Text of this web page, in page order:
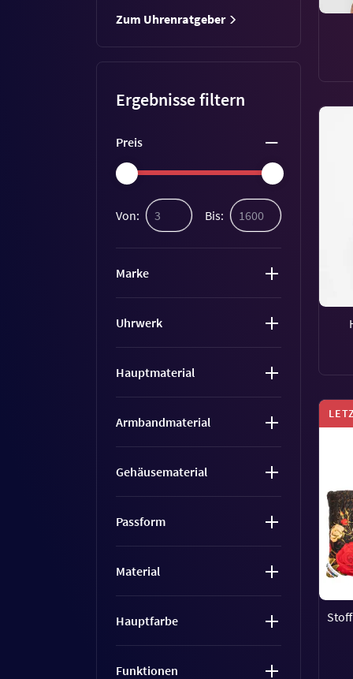
Zum Uhrenratgeber
Ergebnisse filtern
Preis
Von: Bis:
Marke
Uhrwerk
Hauptmaterial
Armbandmaterial
Gehäusematerial
Passform
Material
Hauptfarbe
Funktionen